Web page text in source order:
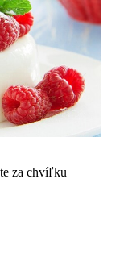
za chvíľku